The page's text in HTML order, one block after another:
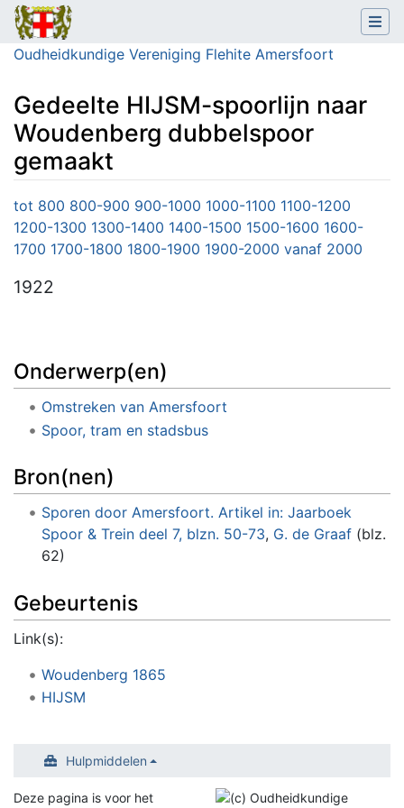
Oudheidkundige Vereniging Flehite Amersfoort
Gedeelte HIJSM-spoorlijn naar
Woudenberg dubbelspoor
gemaakt
Ga naar: navigatie ,zoeken
tot 800 800-900 900-1000 1000-1100 1100-1200
1200-1300 1300-1400 1400-1500 1500-1600 1600-
1700 1700-1800 1800-1900 1900-2000 vanaf 2000
1922
Onderwerp(en)
Omstreken van Amersfoort
Spoor, tram en stadsbus
Bron(nen)
Sporen door Amersfoort. Artikel in: Jaarboek
Spoor & Trein deel 7, blzn. 50-73, G. de Graaf(blz.
62)
Gebeurtenis
Link(s):
Woudenberg 1865
HIJSM
Hulpmiddelen
Deze pagina is voor het